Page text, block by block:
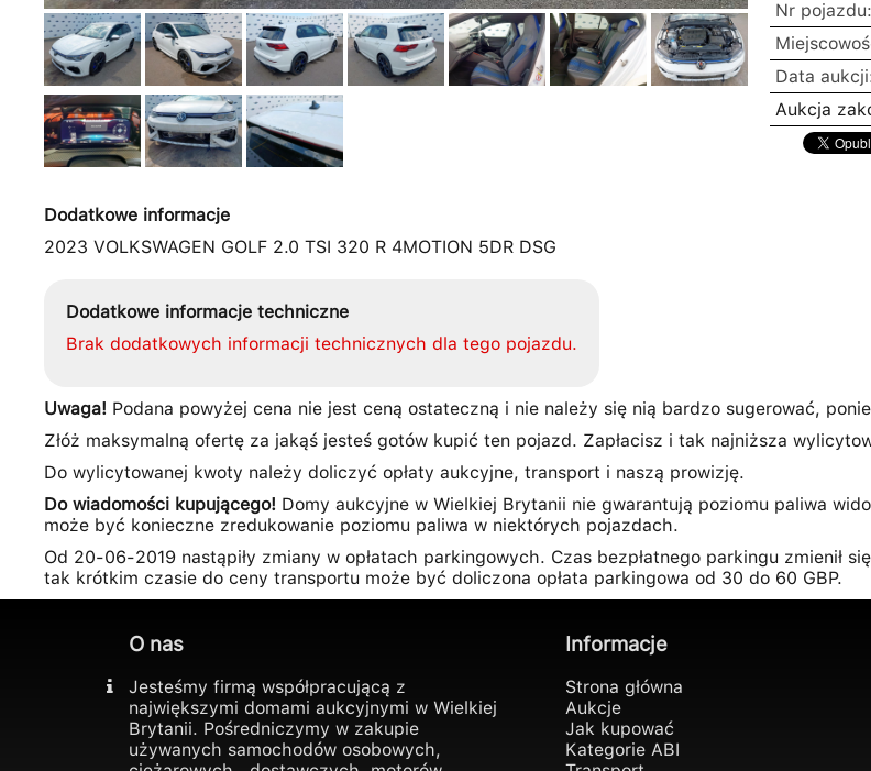
Nr pojazdu:
Data
Aukcja
Dodatkowe informacje
2023 VOLKSWAGEN GOLF 2.0 TSI 320 R 4MOTION 5DR DSG
Dodatkowe informacje techniczne
Brak dodatkowych informacji technicznych dla tego pojazdu.
Uwaga! Podana powyżej cena nie jest ceną ostateczną i nie należy się nią bardzo sugerować,
Złóż maksymalną ofertę za jakąś jesteś gotów kupić ten pojazd. Zapłacisz i tak najniższa
Do wylicytowanej kwoty należy doliczyć opłaty aukcyjne, transport i naszą prowizję.
Do wiadomości kupującego! Domy aukcyjne w Wielkiej Brytanii nie gwarantują poziomu paliwa
może być konieczne zredukowanie poziomu paliwa w niektórych pojazdach.
Od 20-06-2019 nastąpiły zmiany w opłatach parkingowych. Czas bezpłatnego parkingu zmienił
tak krótkim czasie do ceny transportu może być doliczona opłata parkingowa od 30 do 60 GBP.
O nas
Jesteśmy firmą współpracującą z
największymi domami aukcyjnymi w Wielkiej
Brytanii. Pośredniczymy w zakupie
używanych samochodów osobowych,
Informacje
Strona główna
Aukcje
Jak kupować
Kategorie ABI